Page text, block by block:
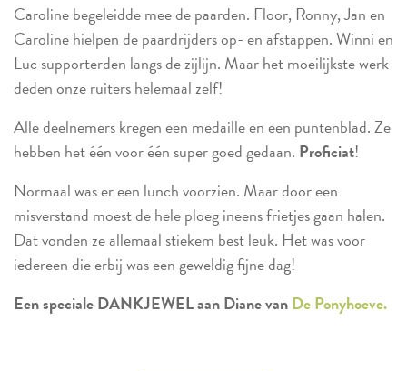
Caroline begeleidde mee de paarden. Floor, Ronny, Jan en
Caroline hielpen de paardrijders op- en afstappen. Winni en
Luc supporterden langs de zijlijn. Maar het moeilijkste werk
deden onze ruiters helemaal zelf!
Alle deelnemers kregen een medaille en een puntenblad. Ze
hebben het één voor één super goed gedaan. Proficiat!
Normaal was er een lunch voorzien. Maar door een
misverstand moest de hele ploeg ineens frietjes gaan halen.
Dat vonden ze allemaal stiekem best leuk. Het was voor
iedereen die erbij was een geweldig fijne dag!
Een speciale DANKJEWEL aan Diane vanDe Ponyhoeve.